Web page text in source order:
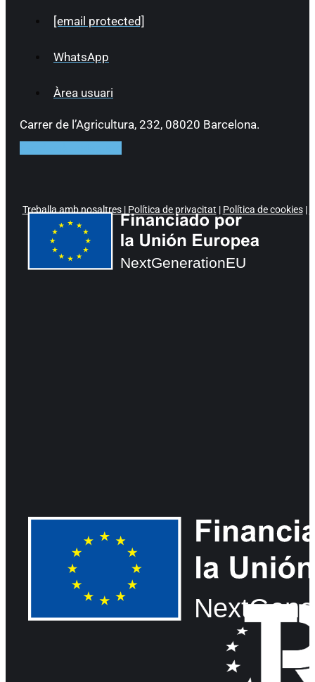
[email protected]
WhatsApp
Àrea usuari
Carrer de l’Agricultura, 232, 08020 Barcelona.
Treballa amb nosaltres|Política de privacitat | Política de cookies|
NextGenerationEU